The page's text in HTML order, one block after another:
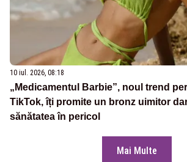
10 iul. 2026, 08:18
„Medicamentul Barbie”, noul trend
TikTok, îți promite un bronz uimitor
sănătatea în pericol
Mai Multe